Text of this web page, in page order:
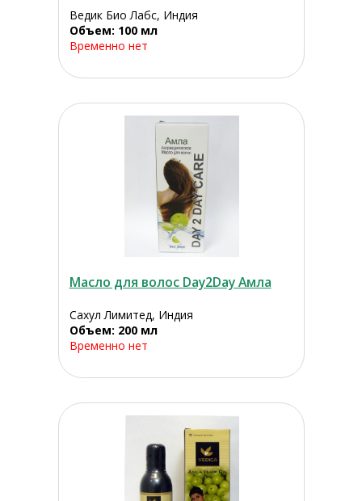
Ведик Био Лабс, Индия
Объем: 100 мл
Временно нет
Масло для волос Day2Day Амла
Сахул Лимитед, Индия
Объем: 200 мл
Временно нет